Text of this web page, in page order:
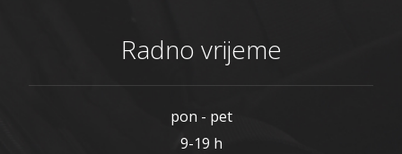
Radno vrijeme
pon - pet
9-19 h